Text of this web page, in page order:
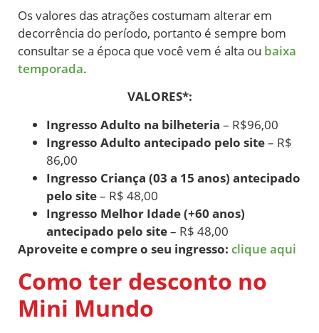
Os valores das atrações costumam alterar em
decorrência do período, portanto é sempre bom
consultar se a época que você vem é alta ou baixa
temporada.
VALORES*:
Ingresso Adulto na bilheteria – R$96,00
Ingresso Adulto antecipado pelo site– R$
86,00
Ingresso Criança (03 a 15 anos) antecipado
pelo site– R$ 48,00
Ingresso Melhor Idade (+60 anos)
antecipado pelo site– R$ 48,00
Aproveite e compre o seu ingresso: clique aqui
Como ter desconto no
Mini Mundo